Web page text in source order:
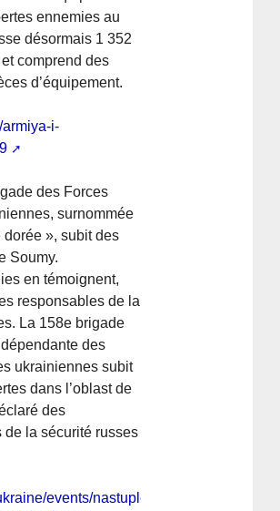
ennemies au
désormais 1 352
comprend des
d’équipement.
armiya-i-
des Forces
surnommée
», subit des
Soumy.
en témoignent,
responsables de la
La 158e brigade
des
ukrainiennes subit
dans l’oblast de
des
de la sécurité russes
events/nastuplenie-